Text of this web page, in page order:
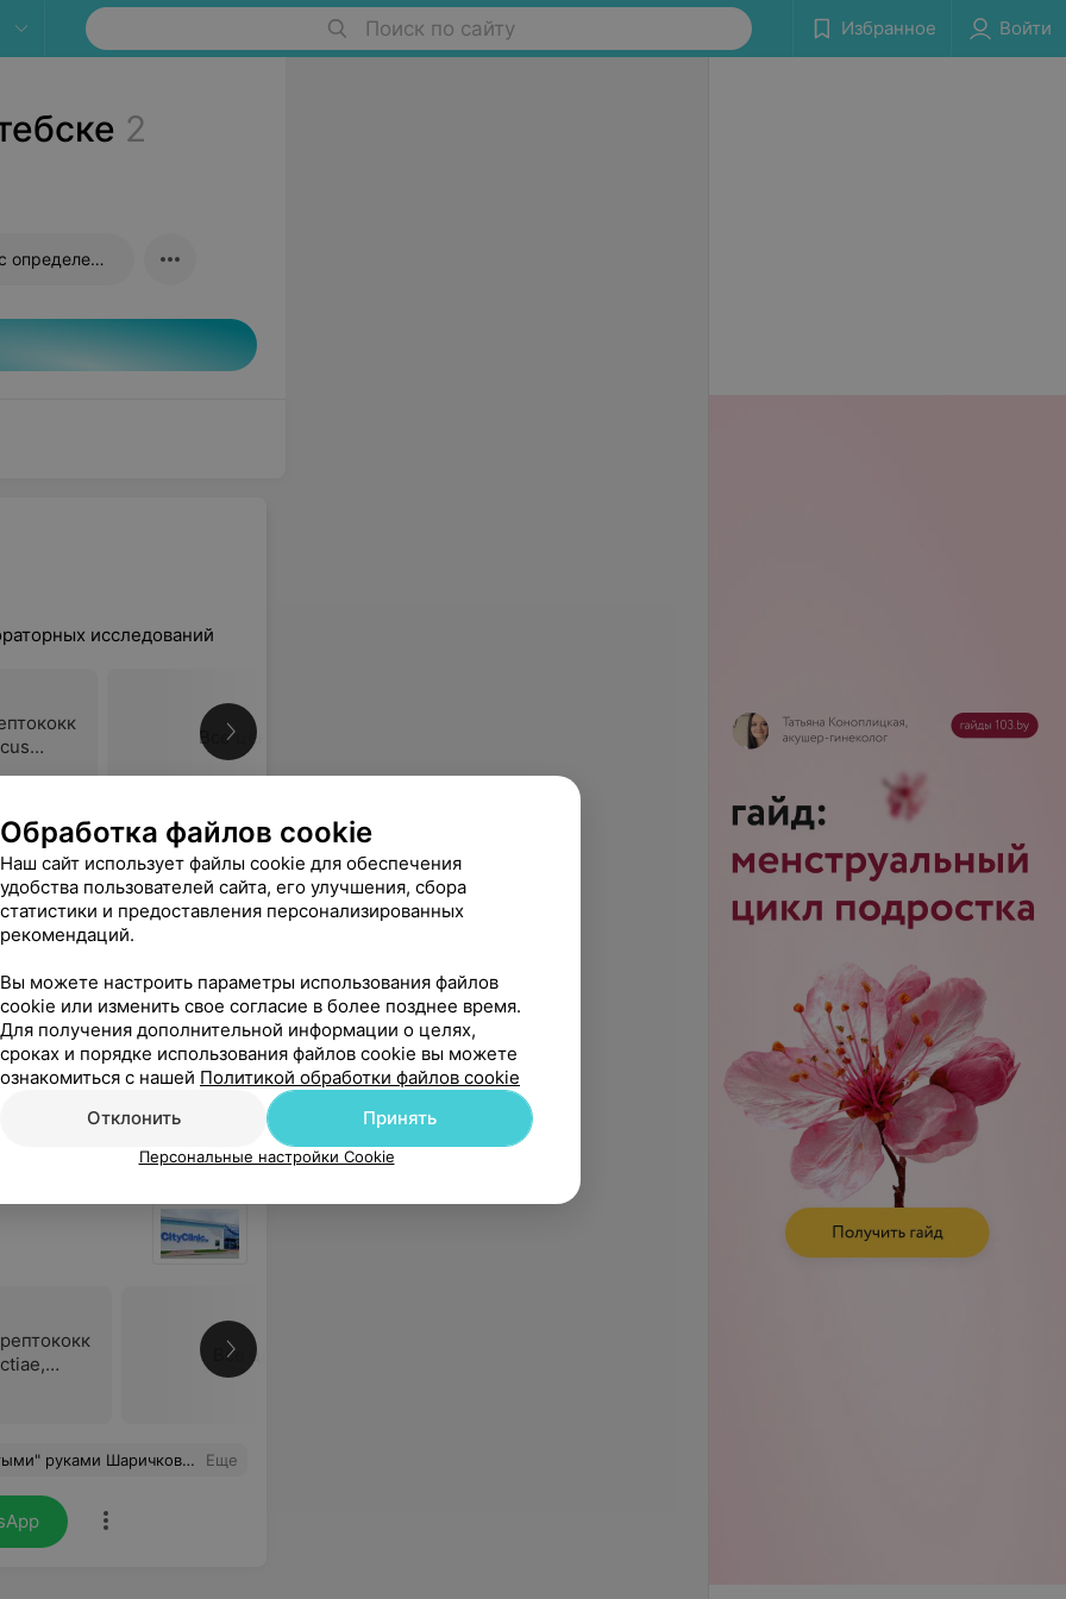
Поиск по сайту Избранное Войти
2
Посев на кандидоз с определением чувствительности
исследований
и
Все цены
кровь взяли безболезненно и очень быстро. Буду приходить еще сдавать в данную лабораторию, отличное место! Еще
Все адреса
Все цены
и не было никакого дискомфорта. Ещё раз большое спасибо!!! Буду советовать всем Виталия Евгеньевича и вашу клинику!!!! Еще
Обработка файлов cookie
Наш сайт использует файлы cookie для обеспечения
удобства пользователей сайта, его улучшения, сбора
статистики и предоставления персонализированных
рекомендаций.
Вы можете настроить параметры использования файлов
cookie или изменить свое согласие в более позднее время.
Для получения дополнительной информации о целях,
сроках и порядке использования файлов cookie вы можете
ознакомиться с нашей Политикой обработки файлов cookie
Отклонить
Принять
Персональные настройки Cookie